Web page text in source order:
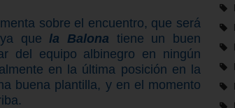
sobre el encuentro, que será
que la Balona tiene un buen
del equipo albinegro en ningún
en la última posición en la
buena plantilla, y en el momento